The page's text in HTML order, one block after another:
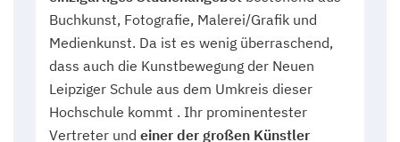
Buchkunst, Fotografie, Malerei/Grafik und
Medienkunst. Da ist es wenig überraschend,
dass auch die Kunstbewegung der Neuen
Leipziger Schule aus dem Umkreis dieser
Hochschule kommt . Ihr prominentester
Vertreter und einer der großen Künstler